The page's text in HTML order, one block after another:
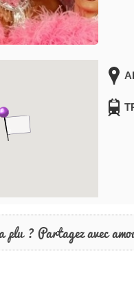
plu ? Partagez avec